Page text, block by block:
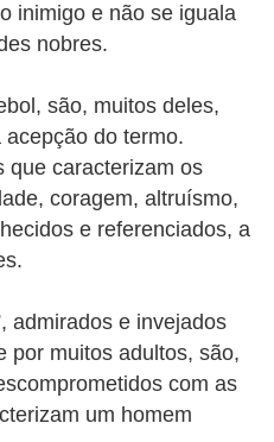
inimigo e não se iguala
nobres.
são, muitos deles,
do termo.
que caracterizam os
coragem, altruísmo,
e referenciados, a
admirados e invejados
por muitos adultos, são,
com as
um homem